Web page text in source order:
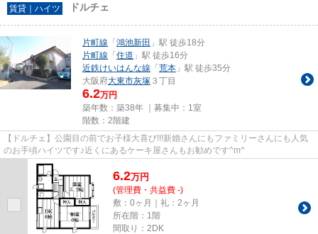
賃貸｜ハイツ ドルチェ
片町線 「 鴻池新田 」駅 徒歩18分
片町線 「 住道 」駅 徒歩16分
近鉄けいはんな線 「 荒本 」駅 徒歩35分
大阪府大東市灰塚 ３丁目
6.2万円
築年数：築38年 ｜募集中： 1室
階数：2階建
【ドルチェ】公園目の前でお子様大喜び!!!新婚さんにもファミリーさんにも人気
のお手頃ハイツです♪近くにあるケーキ屋さんもお勧めです^m^
6.2万円
(管理費・共益費 -)
敷：0ヶ月｜礼：2ヶ月
所在階：1階
間取り：2DK